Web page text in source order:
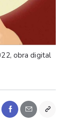
obra digital